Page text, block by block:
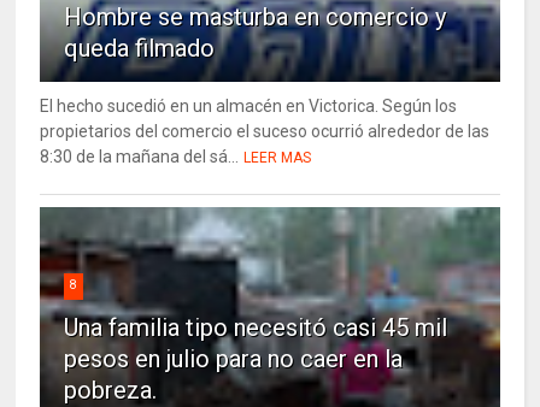
Hombre se masturba en comercio y
queda filmado
El hecho sucedió en un almacén en Victorica. Según los
propietarios del comercio el suceso ocurrió alrededor de las
8:30 de la mañana del sá...
LEER MAS
8
Una familia tipo necesitó casi 45 mil
pesos en julio para no caer en la
pobreza.